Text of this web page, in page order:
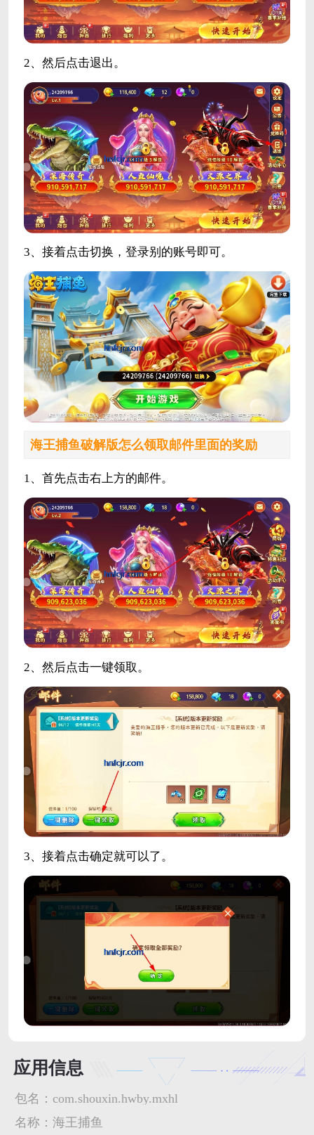
2、然后点击退出。
3、接着点击切换，登录别的账号即可。
海王捕鱼破解版怎么领取邮件里面的奖励
1、首先点击右上方的邮件。
2、然后点击一键领取。
3、接着点击确定就可以了。
应用信息
包名： com.shouxin.hwby.mxhl
名称： 海王捕鱼